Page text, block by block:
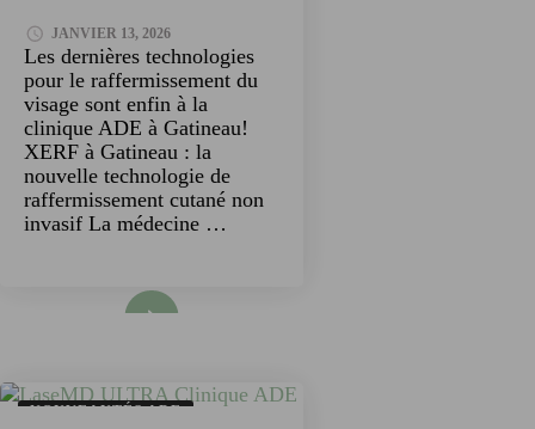
JANVIER 13, 2026
Les dernières technologies
pour le raffermissement du
visage sont enfin à la
clinique ADE à Gatineau!
XERF à Gatineau : la
nouvelle technologie de
raffermissement cutané non
invasif La médecine …
NOUVEAUTÉS ADE